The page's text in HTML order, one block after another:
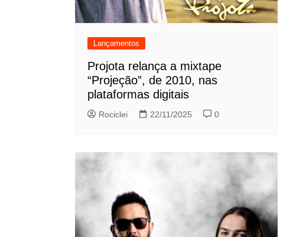
Lançamentos
Projota relança a mixtape
“Projeção”, de 2010, nas
plataformas digitais
Rociclei 22/11/2025 0